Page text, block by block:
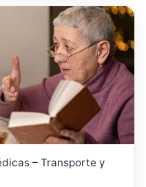
– Transporte y